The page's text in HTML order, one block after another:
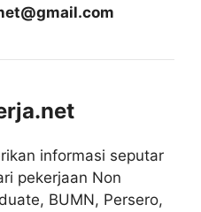
informasi seputar
pekerjaan Non
BUMN, Persero,